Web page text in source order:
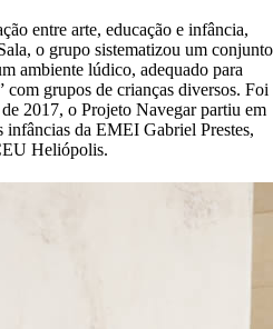
entre arte, educação e infância,
o grupo sistematizou um conjunto
ambiente lúdico, adequado para
com grupos de crianças diversos. Foi
2017, o Projeto Navegar partiu em
infâncias da EMEI Gabriel Prestes,
Heliópolis.